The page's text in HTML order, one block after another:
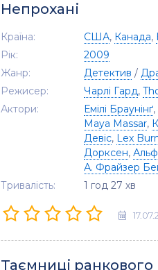
Непрохані
Країна: США, Канада,
Рік:
2009
Жанр:
Детектив /
Режисер:
Чарлі Гард,
Актори:
Емілі Браунінґ,
Maya Massar,
Девіс, Lex
Дорксен,
А. Фрайзер
Тривалість:
1 год 27 хв
Таємниці